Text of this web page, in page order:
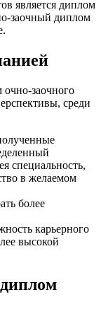
является диплом
заочный диплом
заочного
среди
специальность,
в желаемом
более
карьерного
высокой